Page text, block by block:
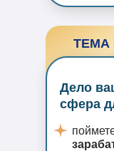
ТЕМА
Дело
сфера